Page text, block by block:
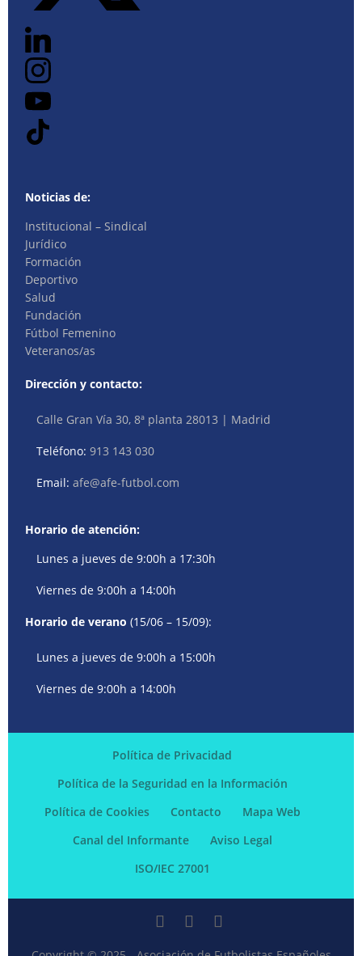
Noticias de:
Institucional – Sindical
Jurídico
Formación
Deportivo
Salud
Fundación
Fútbol Femenino
Veteranos/as
Dirección y contacto:
Calle Gran Vía 30, 8ª planta 28013 | Madrid
Teléfono:913 143 030
Email:afe@afe-futbol.com
Horario de atención:
Lunes a jueves de 9:00h a 17:30h
Viernes de 9:00h a 14:00h
Horario de verano (15/06 – 15/09):
Lunes a jueves de 9:00h a 15:00h
Viernes de 9:00h a 14:00h
Política de Privacidad
Política de la Seguridad en la Información
Política de Cookies
Contacto
Mapa Web
Canal del Informante
Aviso Legal
ISO/IEC 27001